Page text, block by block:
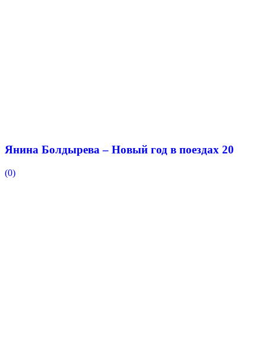
Янина Болдырева – Новый год в поездах 20
(0)